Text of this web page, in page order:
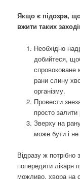
Якщо є підозра,
вжити таких
Необхідно
добийтеся,
спровоковане
рани слину
організму.
Провести
просто залити
Зверху на
може бути і
Відразу ж
попередити лікаря
можливо, хвора на